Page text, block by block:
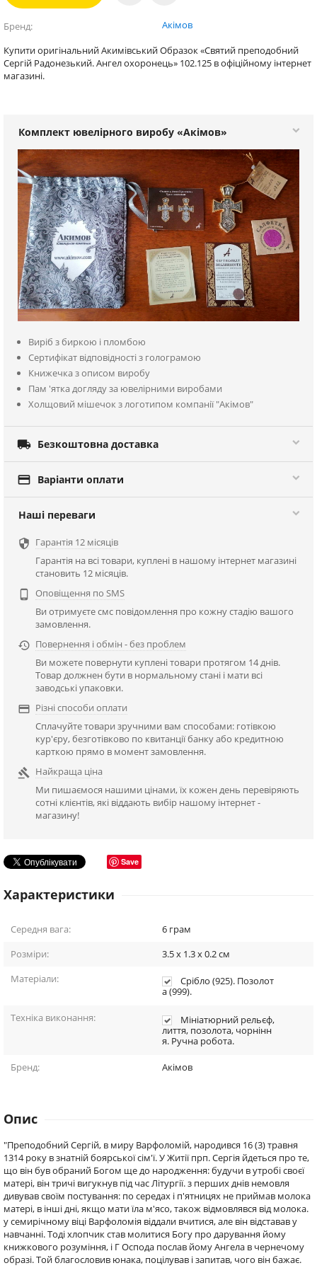
Бренд Акімов
Купити оригінальний Акимівський Образок «Святий преподобний
Сергій Радонезький. Ангел охоронець» 102.125 в офіційному інтернет
магазині.
Комплект ювелірного виробу «Акімов»
Виріб з биркою і пломбою
Сертифікат відповідності з голограмою
Книжечка з описом виробу
Пам 'ятка догляду за ювелірними виробами
Холщовий мішечок з логотипом компанії "Акімов"
 Безкоштовна доставка
 Варіанти оплати
Наші переваги
 Гарантія 12 місяців
Гарантія на всі товари, куплені в нашому інтернет магазині
становить 12 місяців.

Оповіщення по SMS
Ви отримуєте смс повідомлення про кожну стадію вашого
замовлення.
 Повернення і обмін - без проблем
Ви можете повернути куплені товари протягом 14 днів.
Товар должнен бути в нормальному стані і мати всі
заводські упаковки.
 Різні способи оплати
Сплачуйте товари зручними вам способами: готівкою
кур'єру, безготівково по квитанції банку або кредитною
карткою прямо в момент замовлення.
 Найкраща ціна
Ми пишаємося нашими цінами, їх кожен день перевіряють
сотні клієнтів, які віддають вибір нашому інтернет -
магазину!
Save
Характеристики
Середня вага: 6 грам
Розміри:
3.5 x 1.3 x 0.2см
Матеріали:
Срібло (925). Позолот
а (999).
Техніка виконання:
Мініатюрний рельєф,
лиття, позолота, чорнінн
я. Ручна робота.
Бренд: Акімов
Опис
"Преподобний Сергій, в миру Варфоломій, народився 16 (3) травня
1314 року в знатній боярської сім'ї. У Житії прп. Сергія йдеться про те,
що він був обраний Богом ще до народження: будучи в утробі своєї
матері, він тричі вигукнув під час Літургії. з перших днів немовля
дивував своїм постування: по середах і п'ятницях не приймав молока
матері, в інші дні, якщо мати їла м'ясо, також відмовлявся від молока.
у семирічному віці Варфоломія віддали вчитися, але він відставав у
навчанні. Тоді хлопчик став молитися Богу про дарування йому
книжкового розуміння, і Г Оспода послав йому Ангела в чернечому
образі. Той благословив юнака, поцілував і запитав, чого він бажає.